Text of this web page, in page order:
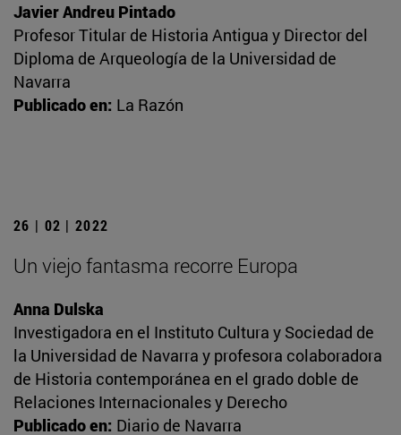
Javier Andreu Pintado
Profesor Titular de Historia Antigua y Director del
Diploma de Arqueología de la Universidad de
Navarra
Publicado en: La Razón
26 | 02 | 2022
Un viejo fantasma recorre Europa
Anna Dulska
Investigadora en el Instituto Cultura y Sociedad de
la Universidad de Navarra y profesora colaboradora
de Historia contemporánea en el grado doble de
Relaciones Internacionales y Derecho
Publicado en: Diario de Navarra